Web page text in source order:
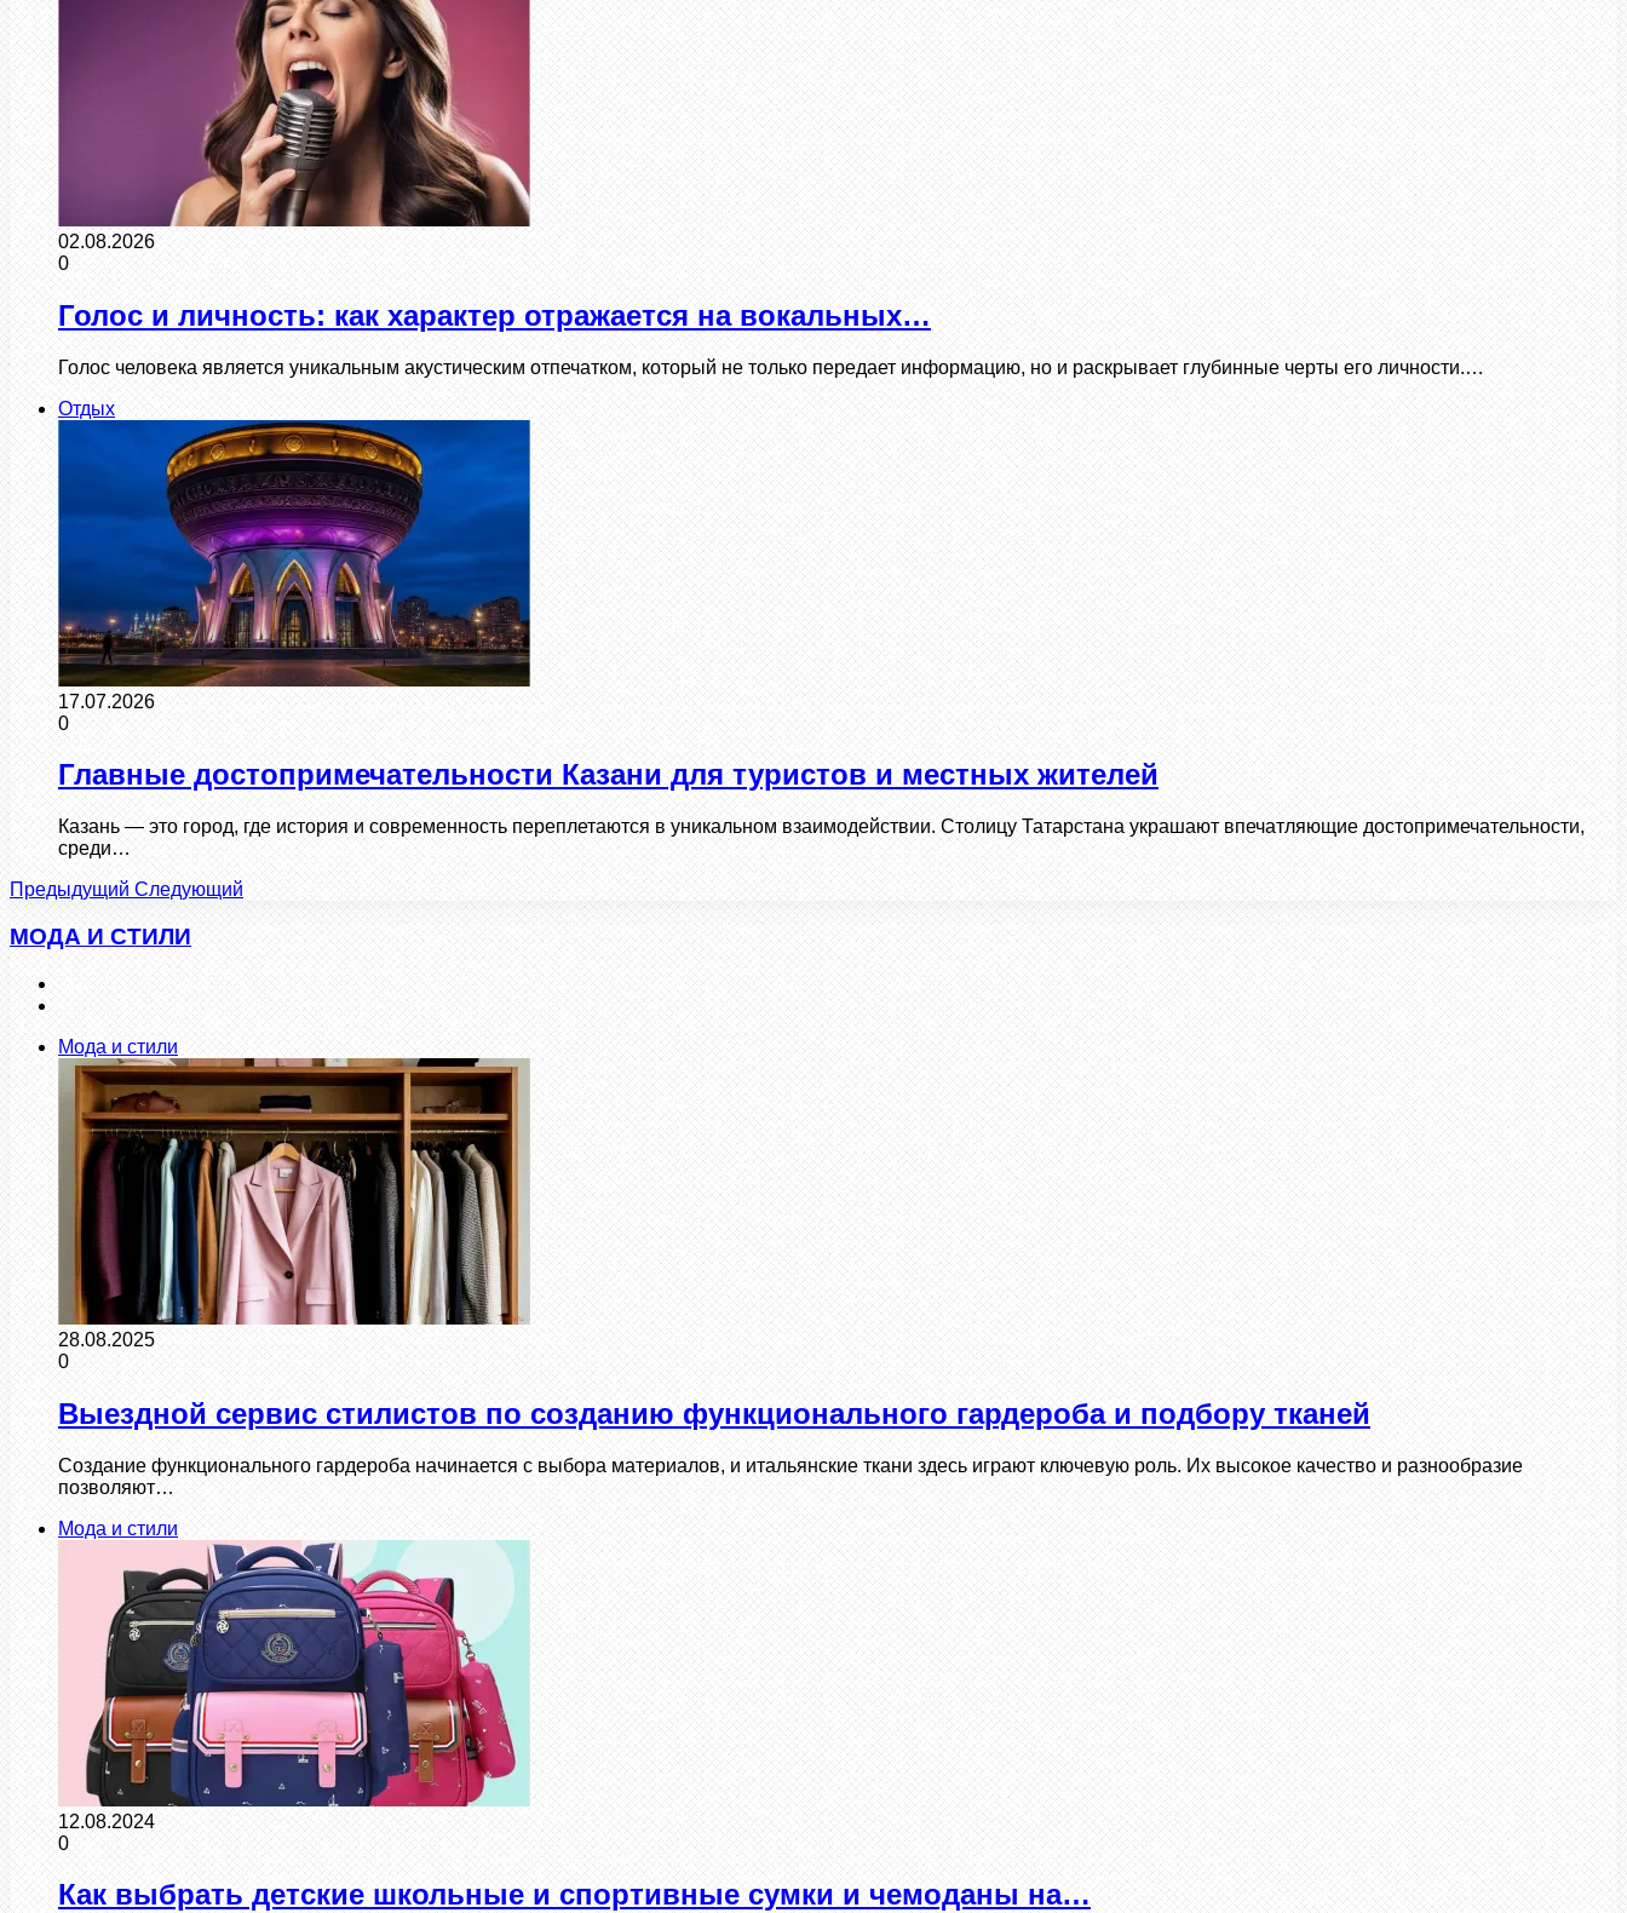
02.08.2026
0
Голос и личность: как характер отражается на вокальных…
Голос человека является уникальным акустическим отпечатком, который не только передает информацию, но и раскрывает глубинные черты его личности.…
Отдых
17.07.2026
0
Главные достопримечательности Казани для туристов и местных жителей
Казань — это город, где история и современность переплетаются в уникальном взаимодействии. Столицу Татарстана украшают впечатляющие достопримечательности,
среди…
Предыдущий Следующий
МОДА И СТИЛИ
Мода и стили
28.08.2025
0
Выездной сервис стилистов по созданию функционального гардероба и подбору тканей
Создание функционального гардероба начинается с выбора материалов, и итальянские ткани здесь играют ключевую роль. Их высокое качество и разнообразие
позволяют…
Мода и стили
12.08.2024
0
Как выбрать детские школьные и спортивные сумки и чемоданы на…